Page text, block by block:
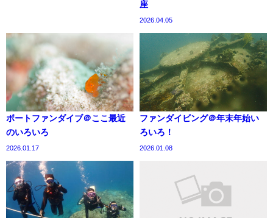
座
2026.04.05
ボートファンダイブ＠ここ最近
のいろいろ
2026.01.17
ファンダイビング＠年末年始い
ろいろ！
2026.01.08